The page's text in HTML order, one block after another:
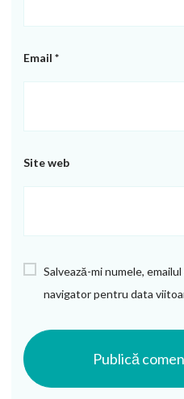
Email *
Site web
Salvează-mi numele,
navigator pentru data